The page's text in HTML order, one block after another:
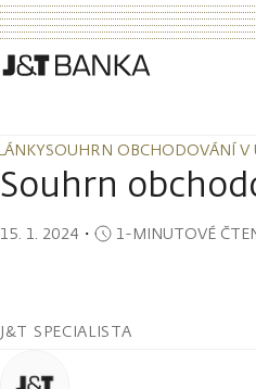
SOUHRN OBCHODOVÁNÍ V
SOUHRN OBCHODOVÁNÍ V
Souhrn
15. 1. 2024 ・ 1-MINUTOVÉ
J&T SPECIALISTA